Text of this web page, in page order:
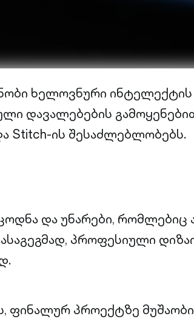
ხელოვნური
დავალებების
Stitch-ის შესაძლებლობებს.
ცოდნა და უნარები,
პროფესიული
პროექტზე